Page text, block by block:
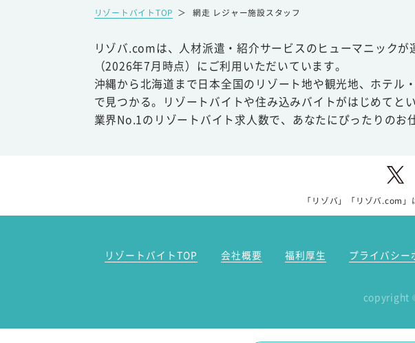
リゾートバイトTOP ＞ 網走 レジャー施設スタッフ
リゾバ.comは、人材派遣・紹介サービスのヒューマニック
（2026年7月時点）にご利用いただいています。
沖縄から北海道まで日本全国のリゾート地や観光地、ホテ
で見つかる。リゾートバイトや住み込みバイトがはじめて
業界No.1のリゾートバイト求人数で、あなたにぴったりのお
「リゾバ」「リゾバ.com
リゾートバイトTOP 会社概要 福利厚生 プライバシー
copyright